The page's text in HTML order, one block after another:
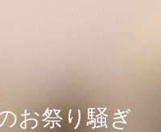
お祭り騒ぎ